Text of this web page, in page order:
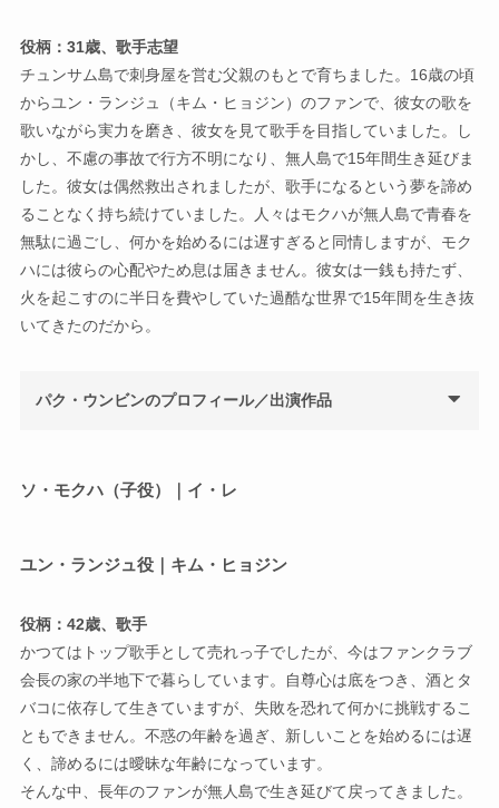
役柄：31歳、歌手志望
チュンサム島で刺身屋を営む父親のもとで育ちました。16歳の頃
からユン・ランジュ（キム・ヒョジン）のファンで、彼女の歌を
歌いながら実力を磨き、彼女を見て歌手を目指していました。し
かし、不慮の事故で行方不明になり、無人島で15年間生き延びま
した。彼女は偶然救出されましたが、歌手になるという夢を諦め
ることなく持ち続けていました。人々はモクハが無人島で青春を
無駄に過ごし、何かを始めるには遅すぎると同情しますが、モク
ハには彼らの心配やため息は届きません。彼女は一銭も持たず、
火を起こすのに半日を費やしていた過酷な世界で15年間を生き抜
いてきたのだから。
パク・ウンビンのプロフィール／出演作品
ソ・モクハ（子役）｜イ・レ
ユン・ランジュ役｜キム・ヒョジン
役柄：42歳、歌手
かつてはトップ歌手として売れっ子でしたが、今はファンクラブ
会長の家の半地下で暮らしています。自尊心は底をつき、酒とタ
バコに依存して生きていますが、失敗を恐れて何かに挑戦するこ
ともできません。不惑の年齢を過ぎ、新しいことを始めるには遅
く、諦めるには曖昧な年齢になっています。
そんな中、長年のファンが無人島で生き延びて戻ってきました。